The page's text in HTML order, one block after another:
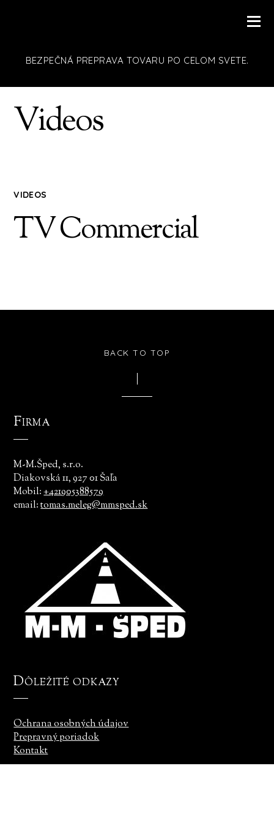
BEZPEČNÁ PREPRAVA TOVARU PO CELOM SVETE.
Videos
VIDEOS
TV Commercial
BACK TO TOP
Firma
M-M.Šped, s.r.o.
Diakovská 11, 927 01 Šaľa
Mobil:+421905388579
email:tomas.meleg@mmsped.sk
Dôležité odkazy
Ochrana osobných údajov
Prepravný poriadok
Kontakt